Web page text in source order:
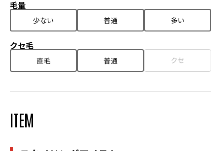
毛量
少ない 普通 多い
クセ毛
直毛 普通 クセ
ITEM